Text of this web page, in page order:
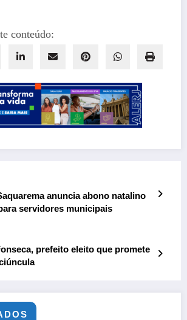
conteúdo:
anuncia abono natalino
servidores municipais
prefeito eleito que promete